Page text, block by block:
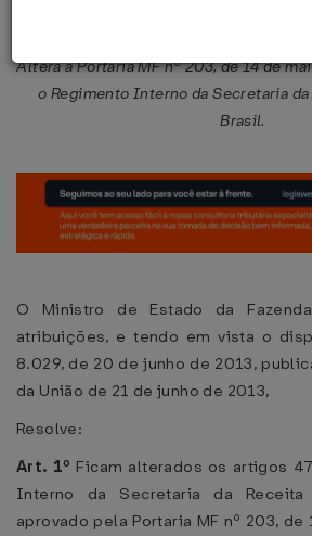
Altera a Portaria MF nº 203, de 14 de
o Regimento Interno da Secretaria
Brasil.
O Ministro de Estado da
atribuições, e tendo em vista o
8.029, de 20 de junho de 2013,
da União de 21 de junho de 2013,
Resolve:
Art. 1º Ficam alterados os artigos
Interno da Secretaria da
aprovado pela Portaria MF nº 203,